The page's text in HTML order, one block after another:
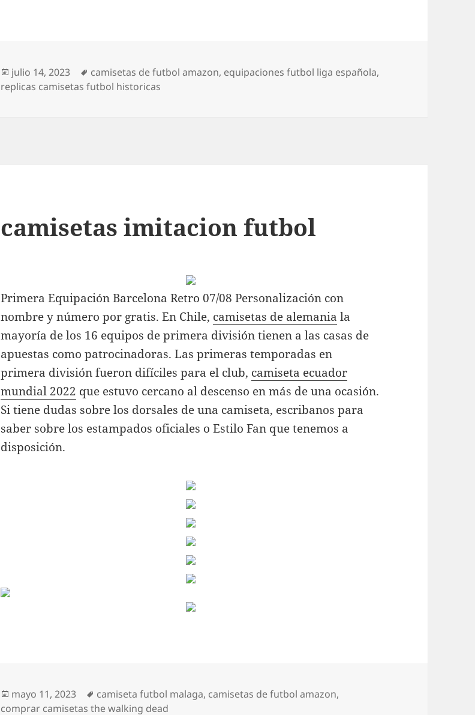
Publicado
el
julio 14, 2023 Etiquetas
camisetas de futbol amazon, equipaciones futbol liga española,
replicas camisetas futbol historicas
camisetas imitacion futbol
Primera Equipación Barcelona Retro 07/08 Personalización con
nombre y número por gratis. En Chile, camisetas de alemania la
mayoría de los 16 equipos de primera división tienen a las casas de
apuestas como patrocinadoras. Las primeras temporadas en
primera división fueron difíciles para el club, camiseta ecuador
mundial 2022 que estuvo cercano al descenso en más de una ocasión.
Si tiene dudas sobre los dorsales de una camiseta, escribanos para
saber sobre los estampados oficiales o Estilo Fan que tenemos a
disposición.
Publicado
el
mayo 11, 2023 Etiquetas
camiseta futbol malaga, camisetas de futbol amazon,
comprar camisetas the walking dead